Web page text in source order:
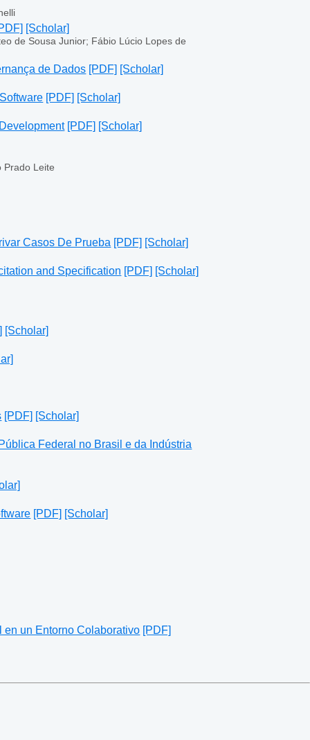
[Scholar]
de Sousa Junior; Fábio Lúcio Lopes de
de Dados [PDF] [Scholar]
[PDF] [Scholar]
[PDF] [Scholar]
Prado Leite
Casos De Prueba [PDF] [Scholar]
and Specification [PDF] [Scholar]
[Scholar]
[PDF] [Scholar]
Federal no Brasil e da Indústria
[PDF] [Scholar]
un Entorno Colaborativo [PDF]